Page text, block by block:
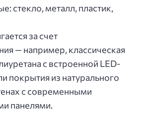
стекло, металл, пластик,
за счет
— например, классическая
с встроенной LED-
покрытия из натурального
с современными
панелями.